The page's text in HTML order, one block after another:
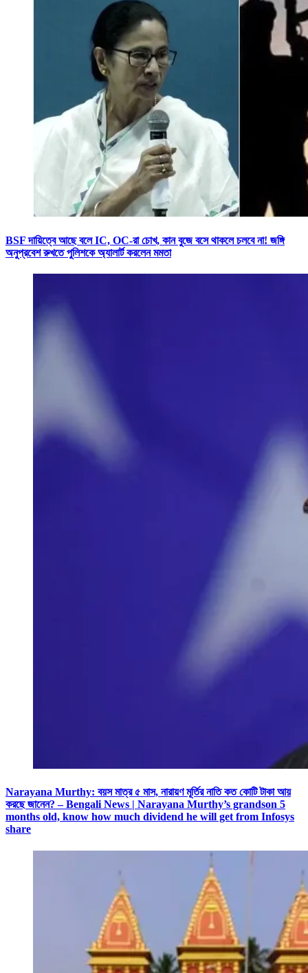
BSF দায়িত্বে আছে বলে IC, OC-রা চোখ, কান বুজে বসে থাকলে চলবে না! জঙ্গি
অনুপ্রবেশ রুখতে পুলিশকে অ্যালার্ট করলেন মমতা
Narayana Murthy: বয়স মাত্র ৫ মাস, নারায়ণ মূর্তির নাতি কত কোটি টাকা আয়
করছে জানেন? – Bengali News | Narayana Murthy’s grandson 5
months old, know how much dividend he will get from Infosys
share